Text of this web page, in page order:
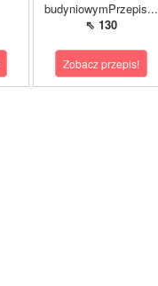
budyniowymPrzepis...
⇖ 130
Zobacz przepis!